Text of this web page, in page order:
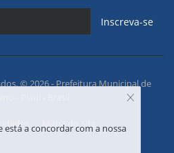
Inscreva-se
© 2026 - Prefeitura Municipal de
Mapa do Site
a concordar com a nossa